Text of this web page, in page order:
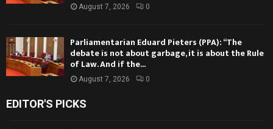
August 7, 2026 0
Parliamentarian Eduard Pieters (PPA): “The
debate is not about garbage, it is about the Rule
of Law. And if the...
August 7, 2026 0
EDITOR'S PICKS